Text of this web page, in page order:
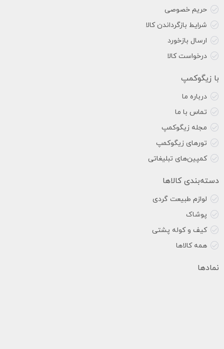
حریم خصوصی
شرایط بازگرداندن کالا
ارسال بازخورد
درخواست کالا
با زیگوکمپ
درباره ما
تماس با ما
مجله زیگوکمپ
تورهای زیگوکمپ
کمپین‌های تبلیغاتی
دسته‌بندی کالاها
لوازم طبیعت گردی
پوشاک
کیف و کوله پشتی
همه کالاها
نمادها